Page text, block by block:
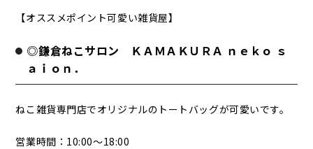
【オススメポイント可愛い雑貨屋】
◎鎌倉ねこサロン ＫＡＭＡＫＵＲＡ ｎｅｋｏ ｓ
ａｉｏｎ．
ねこ雑貨専門店でオリジナルのトートバッグが可愛いです。
営業時間：10:00～18:00